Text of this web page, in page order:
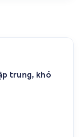
trung, khó